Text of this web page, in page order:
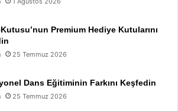
Premium Hediye Kutularını
25 Temmuz 2026
Dans Eğitiminin Farkını Keşfedin
25 Temmuz 2026